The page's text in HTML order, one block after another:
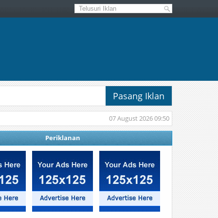
Pasang Iklan
07 August 2026 09:50
Periklanan